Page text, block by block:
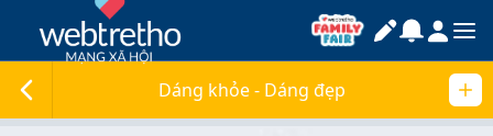
Dáng khỏe - Dáng đẹp